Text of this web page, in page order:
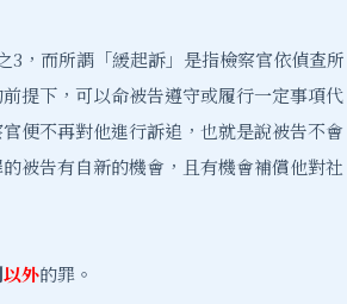
，而所謂「緩起訴」是指檢察官依偵查所
提下，可以命被告遵守或履行一定事項代
便不再對他進行訴追，也就是說被告不會
被告有自新的機會，且有機會補償他對社
以外的罪。